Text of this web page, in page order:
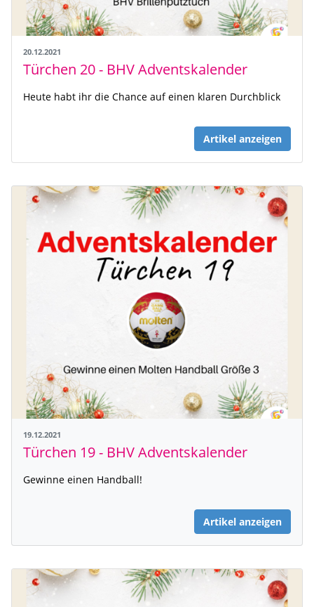
20.12.2021
Türchen 20 - BHV Adventskalender
Heute habt ihr die Chance auf einen klaren Durchblick
Artikel anzeigen
19.12.2021
Türchen 19 - BHV Adventskalender
Gewinne einen Handball!
Artikel anzeigen